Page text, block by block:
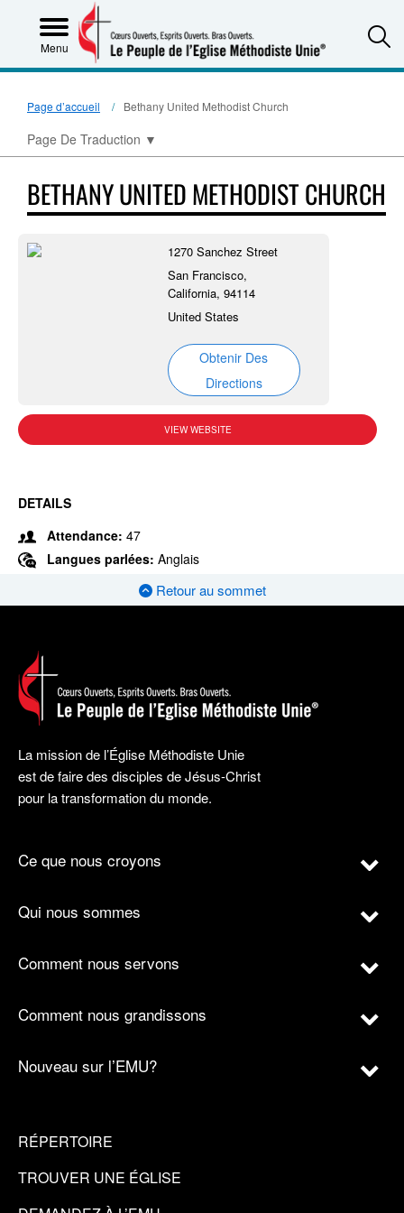
Menu
Page d’accueil Bethany United Methodist Church
Page De Traduction ▼
BETHANY UNITED METHODIST CHURCH
1270 Sanchez Street
San Francisco,
California, 94114
United States
Obtenir Des
Directions
VIEW WEBSITE
DETAILS
Attendance: 47
Langues parlées: Anglais
Retour au sommet
La mission de l’Église Méthodiste Unie
est de faire des disciples de Jésus-Christ
pour la transformation du monde.
Ce que nous croyons
Qui nous sommes
Comment nous servons
Comment nous grandissons
Nouveau sur l’EMU?
RÉPERTOIRE
TROUVER UNE ÉGLISE